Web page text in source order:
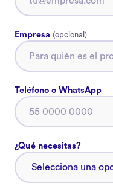
Empresa (opcional)
Teléfono o WhatsApp
¿Qué necesitas?